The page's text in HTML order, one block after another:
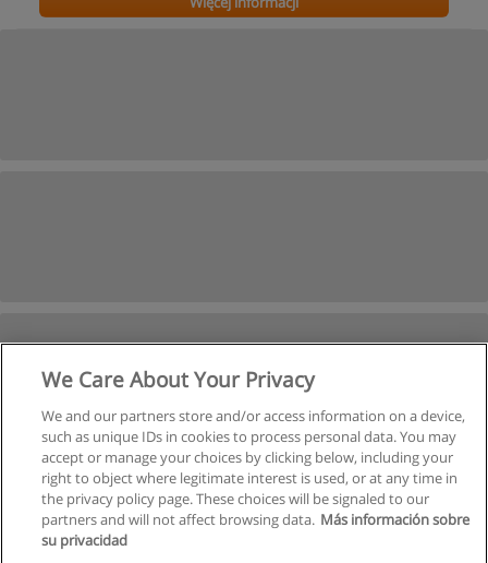
We Care About Your Privacy
We and our partners store and/or access information on a device,
such as unique IDs in cookies to process personal data. You may
accept or manage your choices by clicking below, including your
right to object where legitimate interest is used, or at any time in
the privacy policy page. These choices will be signaled to our
partners and will not affect browsing data. Más información sobre
su privacidad